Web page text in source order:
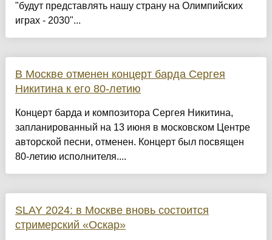
"будут представлять нашу страну на Олимпийских
играх - 2030"...
В Москве отменен концерт барда Сергея
Никитина к его 80-летию
Концерт барда и композитора Сергея Никитина,
запланированный на 13 июня в московском Центре
авторской песни, отменен. Концерт был посвящен
80-летию исполнителя....
SLAY 2024: в Москве вновь состоится
стримерский «Оскар»